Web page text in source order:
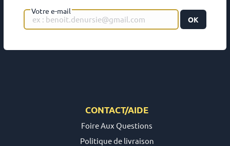
Votre e-mail
OK
CONTACT/AIDE
Foire Aux Questions
Politique de livraison